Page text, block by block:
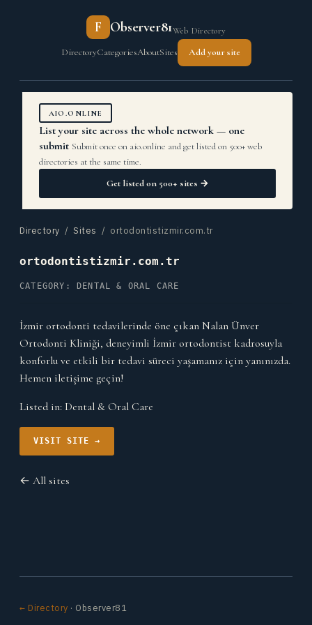
F Observer81Web Directory
DirectoryCategoriesAboutSites Add your site
AIO.ONLINE
List your site across the whole network — one
submit Submit once on aio.online and get listed on 500+ web
directories at the same time.
Get listed on 500+ sites →
Directory / Sites / ortodontistizmir.com.tr
ortodontistizmir.com.tr
CATEGORY: DENTAL & ORAL CARE
İzmir ortodonti tedavilerinde öne çıkan Nalan Ünver
Ortodonti Kliniği, deneyimli İzmir ortodontist kadrosuyla
konforlu ve etkili bir tedavi süreci yaşamanız için yanınızda.
Hemen iletişime geçin!
Listed in: Dental & Oral Care
VISIT SITE →
← All sites
← Directory · Observer81